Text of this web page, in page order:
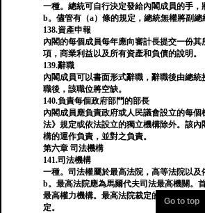
一種。總統可自行決定發給內閣成員的手，
b。儘管有（a）條的規定，總統無權將副總
138.資產申報
內閣的每個成員每年應向審計長提交一份
項，商業利益以及所有資產和負債的說明。
139.辭職
內閣成員可以書面形式辭職，辭職後由總
職後，該職位將空缺。
140.負責每個政府部門的部長
內閣成員應負責政府或人民議會設立的每
法》規定或依法設立的獨立機構除外。該
構的運作負責，並對之負責。
第六章 司法機構
141.司法機構
一種。司法權屬於最高法院，高等法院以及
b。最高法院應為馬爾代夫司法最高機關。
最高權力機構。最高法院裁定的所有事項應
定。
Go to top